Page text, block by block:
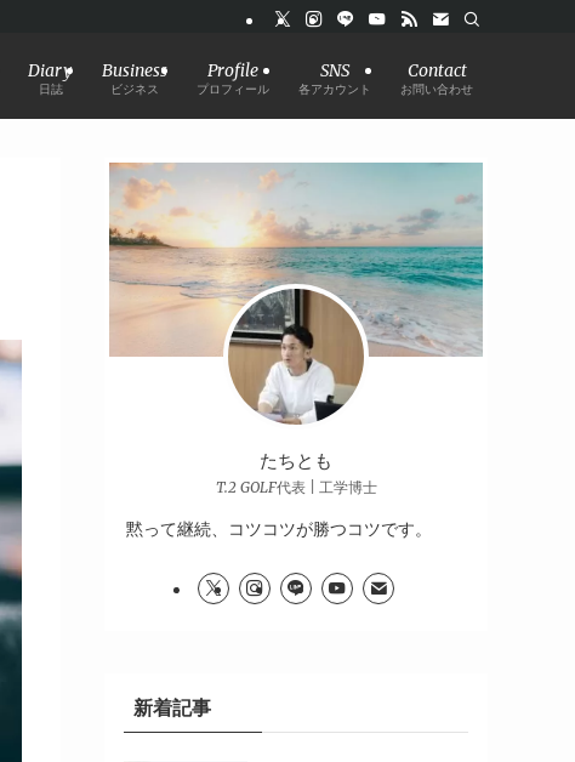
Diary
日誌
Business
ビジネス
Profile
プロフィール
SNS
各アカウント
Contact
お問い合わせ
たちとも
T.2 GOLF代表 | 工学博士
黙って継続、コツコツが勝つコツです。
新着記事